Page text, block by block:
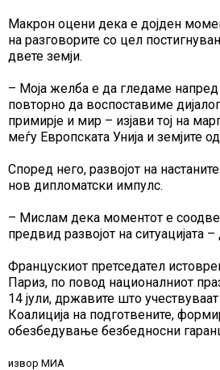
Макрон оцени дека е дојден
на разговорите со цел
двете земји.
– Моја желба е да гледаме
повторно да воспоставиме
примирје и мир – изјави тој на
меѓу Европската Унија и земјите
Според него, развојот на
нов дипломатски импулс.
– Мислам дека моментот е
предвид развојот на ситуацијата
Францускиот претседател
Париз, по повод националниот
14 јули, државите што
Коалиција на подготвените,
обезбедување безбедносни
извор МИА